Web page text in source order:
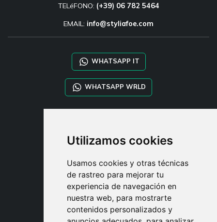
Utilizamos cookies
Usamos cookies y otras técnicas
de rastreo para mejorar tu
experiencia de navegación en
nuestra web, para mostrarte
contenidos personalizados y
TELéFONO: (+39) 06 782 5464
EMAIL: info@styliafoe.com
WHATSAPP IT
WHATSAPP WRLD
TAYLOR MADE ORDERS
USUARIO
REGÍSTRATE
ACCEDER
CESTA